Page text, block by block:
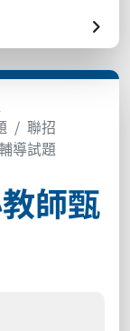
聯招
導試題
師甄